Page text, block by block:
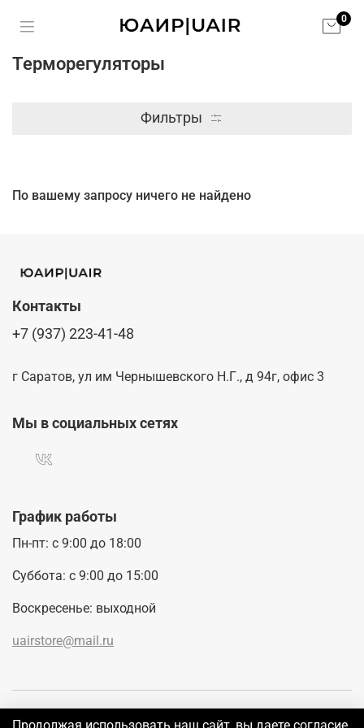
0
Терморегуляторы
Фильтры
По вашему запросу ничего не найдено
График работы
Пн-пт: с 9:00 до 18:00
Суббота: с 9:00 до 15:00
Воскресенье: выходной
uairstore@mail.ru
Контакты
+7 (937) 223-41-48
г Саратов, ул им Чернышевского Н.Г., д 94г, офис 3
Мы в социальных сетях